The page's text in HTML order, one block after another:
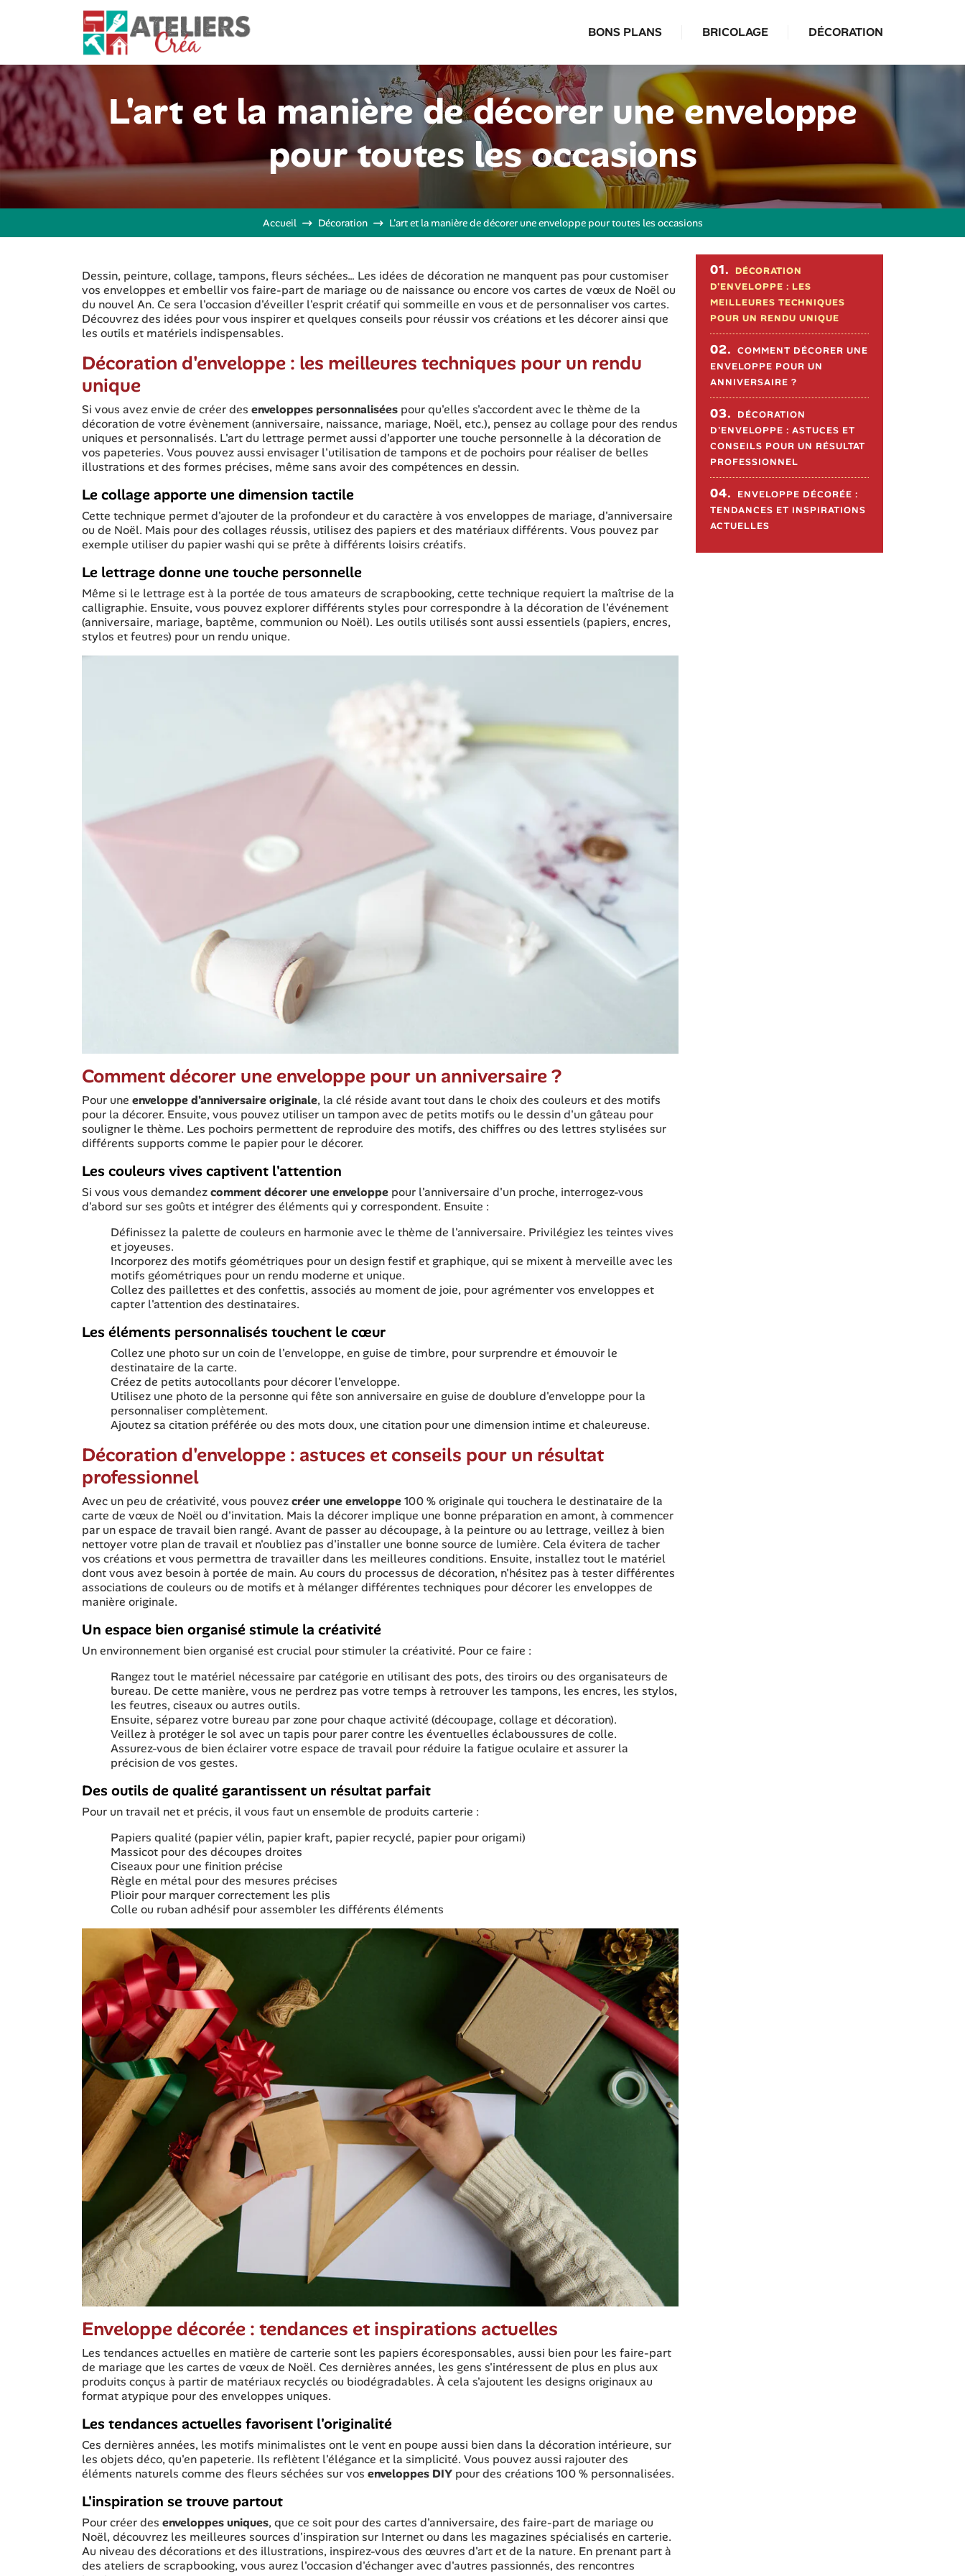
BONS PLANS BRICOLAGE DÉCORATION
L'art et la manière de décorer une enveloppe
pour toutes les occasions
Accueil Décoration L'art et la manière de décorer une enveloppe pour toutes les occasions
Dessin, peinture, collage, tampons, fleurs séchées… Les idées de décoration ne manquent pas pour customiser
vos enveloppes et embellir vos faire-part de mariage ou de naissance ou encore vos cartes de vœux de Noël ou
du nouvel An. Ce sera l'occasion d'éveiller l'esprit créatif qui sommeille en vous et de personnaliser vos cartes.
Découvrez des idées pour vous inspirer et quelques conseils pour réussir vos créations et les décorer ainsi que
les outils et matériels indispensables.
Décoration d'enveloppe : les meilleures techniques pour un rendu
unique
Si vous avez envie de créer des enveloppes personnalisées pour qu'elles s'accordent avec le thème de la
décoration de votre évènement (anniversaire, naissance, mariage, Noël, etc.), pensez au collage pour des rendus
uniques et personnalisés. L'art du lettrage permet aussi d'apporter une touche personnelle à la décoration de
vos papeteries. Vous pouvez aussi envisager l'utilisation de tampons et de pochoirs pour réaliser de belles
illustrations et des formes précises, même sans avoir des compétences en dessin.
Le collage apporte une dimension tactile
Cette technique permet d'ajouter de la profondeur et du caractère à vos enveloppes de mariage, d'anniversaire
ou de Noël. Mais pour des collages réussis, utilisez des papiers et des matériaux différents. Vous pouvez par
exemple utiliser du papier washi qui se prête à différents loisirs créatifs.
Le lettrage donne une touche personnelle
Même si le lettrage est à la portée de tous amateurs de scrapbooking, cette technique requiert la maîtrise de la
calligraphie. Ensuite, vous pouvez explorer différents styles pour correspondre à la décoration de l'événement
(anniversaire, mariage, baptême, communion ou Noël). Les outils utilisés sont aussi essentiels (papiers, encres,
stylos et feutres) pour un rendu unique.
Comment décorer une enveloppe pour un anniversaire ?
Pour une enveloppe d'anniversaire originale, la clé réside avant tout dans le choix des couleurs et des motifs
pour la décorer. Ensuite, vous pouvez utiliser un tampon avec de petits motifs ou le dessin d'un gâteau pour
souligner le thème. Les pochoirs permettent de reproduire des motifs, des chiffres ou des lettres stylisées sur
différents supports comme le papier pour le décorer.
Les couleurs vives captivent l'attention
Si vous vous demandezcomment décorer une enveloppe pour l'anniversaire d'un proche, interrogez-vous
d'abord sur ses goûts et intégrer des éléments qui y correspondent. Ensuite :
Définissez la palette de couleurs en harmonie avec le thème de l'anniversaire. Privilégiez les teintes vives
et joyeuses.
Incorporez des motifs géométriques pour un design festif et graphique, qui se mixent à merveille avec les
motifs géométriques pour un rendu moderne et unique.
Collez des paillettes et des confettis, associés au moment de joie, pour agrémenter vos enveloppes et
capter l'attention des destinataires.
Les éléments personnalisés touchent le cœur
Collez une photo sur un coin de l'enveloppe, en guise de timbre, pour surprendre et émouvoir le
destinataire de la carte.
Créez de petits autocollants pour décorer l'enveloppe.
Utilisez une photo de la personne qui fête son anniversaire en guise de doublure d'enveloppe pour la
personnaliser complètement.
Ajoutez sa citation préférée ou des mots doux, une citation pour une dimension intime et chaleureuse.
Décoration d'enveloppe : astuces et conseils pour un résultat
professionnel
Avec un peu de créativité, vous pouvezcréer une enveloppe100 % originale qui touchera le destinataire de la
carte de vœux de Noël ou d'invitation. Mais la décorer implique une bonne préparation en amont, à commencer
par un espace de travail bien rangé. Avant de passer au découpage, à la peinture ou au lettrage, veillez à bien
nettoyer votre plan de travail et n'oubliez pas d'installer une bonne source de lumière. Cela évitera de tacher
vos créations et vous permettra de travailler dans les meilleures conditions. Ensuite, installez tout le matériel
dont vous avez besoin à portée de main. Au cours du processus de décoration, n'hésitez pas à tester différentes
associations de couleurs ou de motifs et à mélanger différentes techniques pour décorer les enveloppes de
manière originale.
Un espace bien organisé stimule la créativité
Un environnement bien organisé est crucial pour stimuler la créativité. Pour ce faire :
Rangez tout le matériel nécessaire par catégorie en utilisant des pots, des tiroirs ou des organisateurs de
bureau. De cette manière, vous ne perdrez pas votre temps à retrouver les tampons, les encres, les stylos,
les feutres, ciseaux ou autres outils.
Ensuite, séparez votre bureau par zone pour chaque activité (découpage, collage et décoration).
Veillez à protéger le sol avec un tapis pour parer contre les éventuelles éclaboussures de colle.
Assurez-vous de bien éclairer votre espace de travail pour réduire la fatigue oculaire et assurer la
précision de vos gestes.
Des outils de qualité garantissent un résultat parfait
Pour un travail net et précis, il vous faut un ensemble de produits carterie :
Papiers qualité (papier vélin, papier kraft, papier recyclé, papier pour origami)
Massicot pour des découpes droites
Ciseaux pour une finition précise
Règle en métal pour des mesures précises
Plioir pour marquer correctement les plis
Colle ou ruban adhésif pour assembler les différents éléments
Enveloppe décorée : tendances et inspirations actuelles
Les tendances actuelles en matière de carterie sont les papiers écoresponsables, aussi bien pour les faire-part
de mariage que les cartes de vœux de Noël. Ces dernières années, les gens s'intéressent de plus en plus aux
produits conçus à partir de matériaux recyclés ou biodégradables. À cela s'ajoutent les designs originaux au
format atypique pour des enveloppes uniques.
Les tendances actuelles favorisent l'originalité
Ces dernières années, les motifs minimalistes ont le vent en poupe aussi bien dans la décoration intérieure, sur
les objets déco, qu'en papeterie. Ils reflètent l'élégance et la simplicité. Vous pouvez aussi rajouter des
éléments naturels comme des fleurs séchées sur vos enveloppes DIY pour des créations 100 % personnalisées.
L'inspiration se trouve partout
Pour créer des enveloppes uniques, que ce soit pour des cartes d'anniversaire, des faire-part de mariage ou
Noël, découvrez les meilleures sources d'inspiration sur Internet ou dans les magazines spécialisés en carterie.
Au niveau des décorations et des illustrations, inspirez-vous des œuvres d'art et de la nature. En prenant part à
des ateliers de scrapbooking, vous aurez l'occasion d'échanger avec d'autres passionnés, des rencontres
Sommaire de l'article
01. DÉCORATION
D'ENVELOPPE : LES
MEILLEURES TECHNIQUES
POUR UN RENDU UNIQUE
02. COMMENT DÉCORER UNE
ENVELOPPE POUR UN
ANNIVERSAIRE ?
03.
DÉCORATION
D'ENVELOPPE : ASTUCES ET
CONSEILS POUR UN RÉSULTAT
PROFESSIONNEL
04.
ENVELOPPE DÉCORÉE :
TENDANCES ET INSPIRATIONS
ACTUELLES